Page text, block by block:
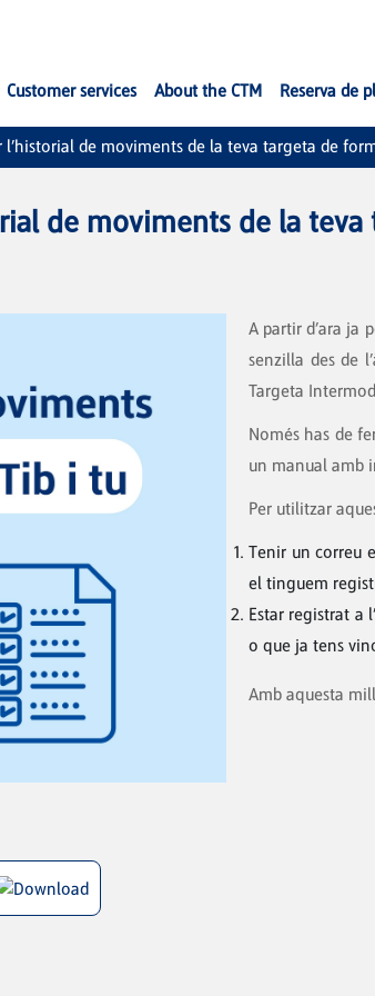
Customer services About the CTM Reserva de
l’historial de moviments de la teva targeta de
de moviments de la
A partir d’ara ja
senzilla des de
Targeta
Només has de
un manual amb
Per utilitzar
Tenir un correu
el tinguem
Estar registrat a
o que ja tens
Amb aquesta